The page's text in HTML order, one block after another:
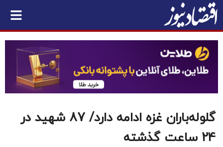
گلوله‌باران غزه ادامه دارد/ 87 شهید در
24 ساعت گذشته